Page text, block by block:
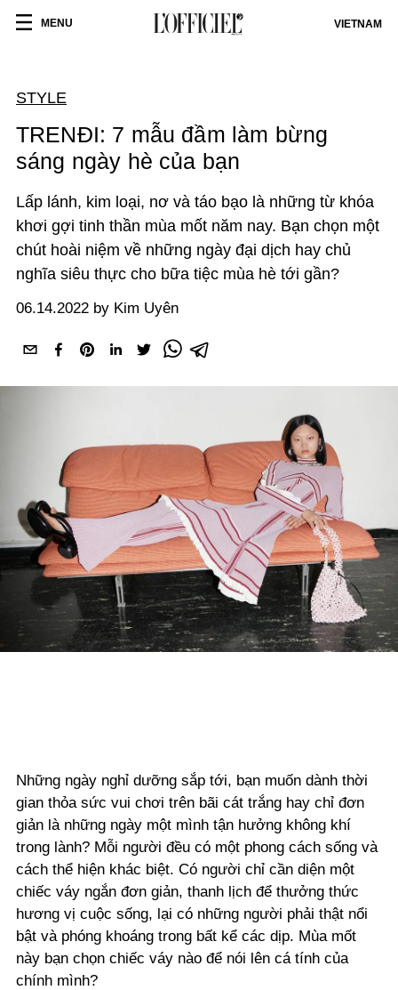
MENU VIETNAM
STYLE
TRENĐI: 7 mẫu đầm làm bừng
sáng ngày hè của bạn
Lấp lánh, kim loại, nơ và táo bạo là những từ khóa
khơi gợi tinh thần mùa mốt năm nay. Bạn chọn một
chút hoài niệm về những ngày đại dịch hay chủ
nghĩa siêu thực cho bữa tiệc mùa hè tới gần?
06.14.2022 by Kim Uyên
Những ngày nghỉ dưỡng sắp tới, bạn muốn dành thời
gian thỏa sức vui chơi trên bãi cát trắng hay chỉ đơn
giản là những ngày một mình tận hưởng không khí
trong lành? Mỗi người đều có một phong cách sống và
cách thể hiện khác biệt. Có người chỉ cần diện một
chiếc váy ngắn đơn giản, thanh lịch để thưởng thức
hương vị cuộc sống, lại có những người phải thật nổi
bật và phóng khoáng trong bất kể các dịp. Mùa mốt
này bạn chọn chiếc váy nào để nói lên cá tính của
chính mình?